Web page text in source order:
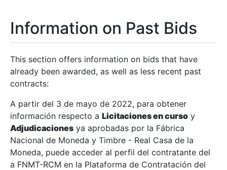
Show/Hide
Show/Hide
Information on Past Bids
This section offers information on bids that have
already been awarded, as well as less recent past
contracts:
A partir del 3 de mayo de 2022, para obtener
información respecto a Licitaciones en curso y
Adjudicaciones ya aprobadas por la Fábrica
Nacional de Moneda y Timbre - Real Casa de la
Moneda, puede acceder al perfil del contratante del
a FNMT-RCM en la Plataforma de Contratación del